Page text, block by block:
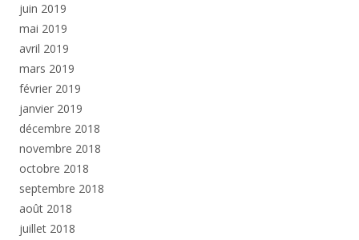
juin 2019
mai 2019
avril 2019
mars 2019
février 2019
janvier 2019
décembre 2018
novembre 2018
octobre 2018
septembre 2018
août 2018
juillet 2018